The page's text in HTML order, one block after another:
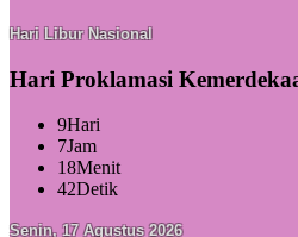
Hari Libur Nasional
Hari Proklamasi
9Hari
7Jam
18Menit
41Detik
Senin, 17 Agustus 2026